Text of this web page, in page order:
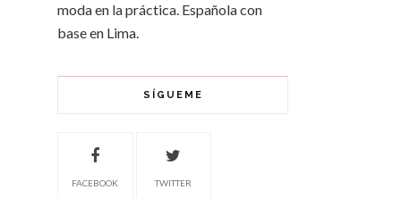
moda en la práctica. Española con
base en Lima.
SÍGUEME
FACEBOOK TWITTER